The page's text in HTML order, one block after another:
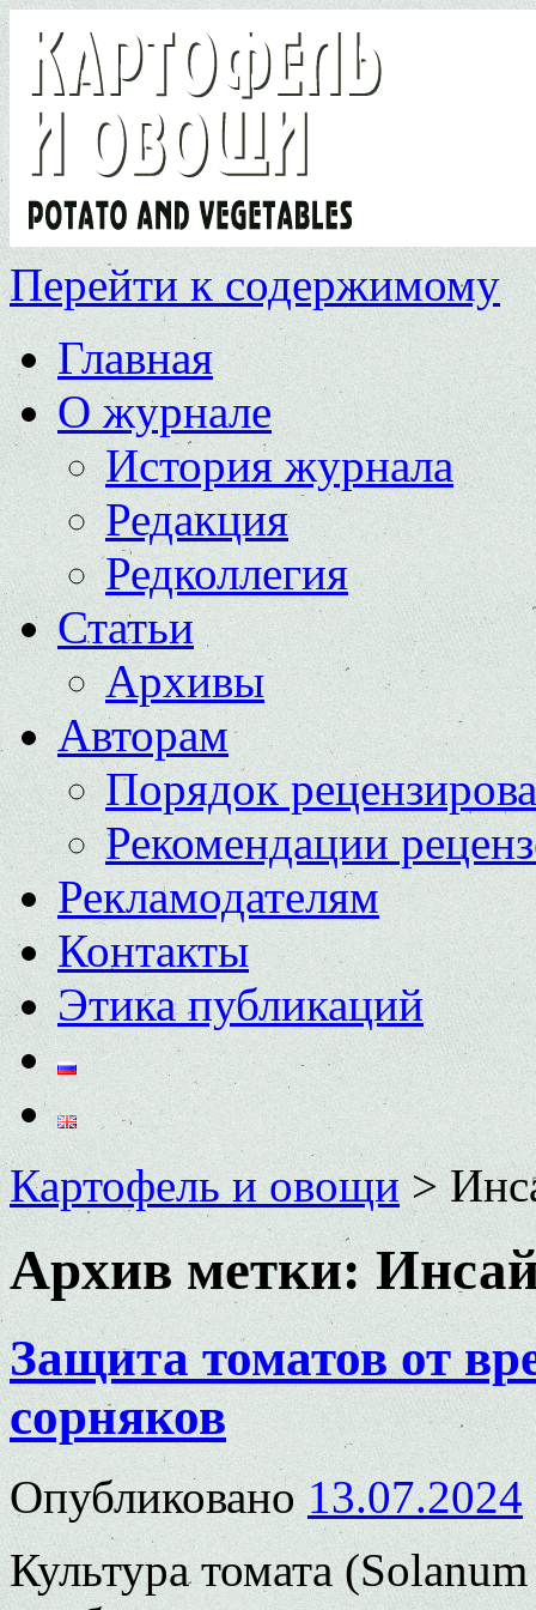
Перейти к содержимому
Главная
О журнале
История журнала
Редакция
Редколлегия
Статьи
Архивы
Авторам
Порядок
Рекомендации
Рекламодателям
Контакты
Этика публикаций
Картофель и овощи>
Архив метки:
Защита томатов от
сорняков
Опубликовано 13.07.2024
Культура томата